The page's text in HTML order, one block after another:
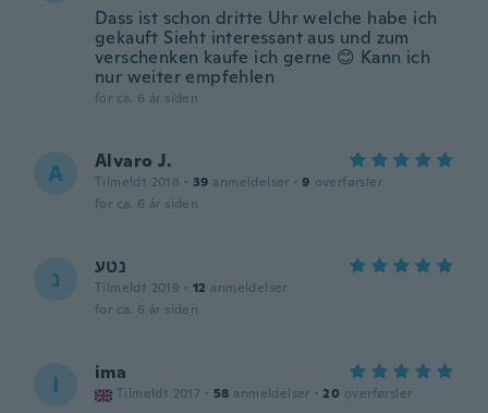
Dass ist schon dritte Uhr welche habe ich
gekauft Sieht interessant aus und zum
verschenken kaufe ich gerne 😊 Kann ich
nur weiter empfehlen
for ca. 6 år siden
A Alvaro J.
Tilmeldt 2018 · 39 anmeldelser · 9 overførsler
for ca. 6 år siden
נ נטע
Tilmeldt 2019 · 12 anmeldelser
for ca. 6 år siden
I ima
Tilmeldt 2017 · 58 anmeldelser · 20 overførsler